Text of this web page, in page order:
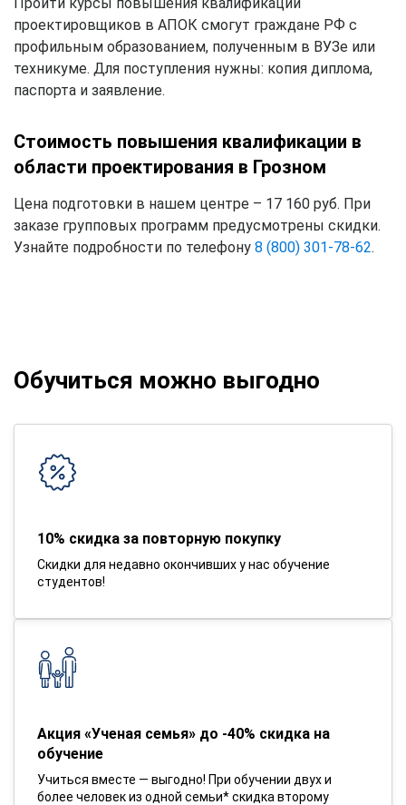
проектировщиков в АПОК смогут граждане РФ с
профильным образованием, полученным в ВУЗе или
техникуме. Для поступления нужны: копия диплома,
паспорта и заявление.
Стоимость повышения квалификации в
области проектирования в Грозном
Цена подготовки в нашем центре – 17 160 руб. При
заказе групповых программ предусмотрены скидки.
Узнайте подробности по телефону 8 (800) 301-78-62.
Обучиться можно выгодно
10% скидка за повторную покупку
Скидки для недавно окончивших у нас обучение
студентов!
Акция «Ученая семья» до -40% скидка на
обучение
Учиться вместе — выгодно! При обучении двух и
более человек из одной семьи* скидка второму